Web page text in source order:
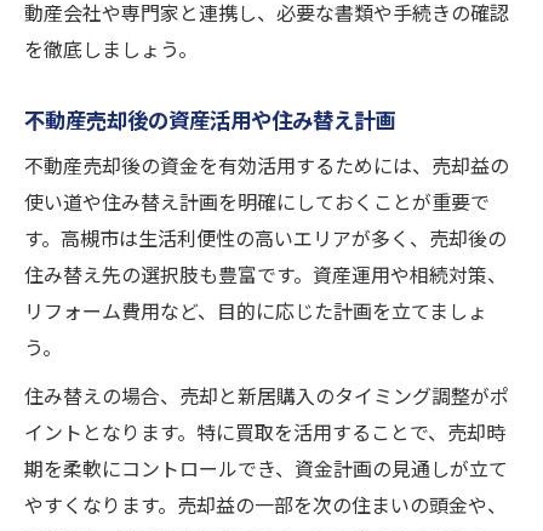
動産会社や専門家と連携し、必要な書類や手続きの確認
を徹底しましょう。
不動産売却後の資産活用や住み替え計画
不動産売却後の資金を有効活用するためには、売却益の
使い道や住み替え計画を明確にしておくことが重要で
す。高槻市は生活利便性の高いエリアが多く、売却後の
住み替え先の選択肢も豊富です。資産運用や相続対策、
リフォーム費用など、目的に応じた計画を立てましょ
う。
住み替えの場合、売却と新居購入のタイミング調整がポ
イントとなります。特に買取を活用することで、売却時
期を柔軟にコントロールでき、資金計画の見通しが立て
やすくなります。売却益の一部を次の住まいの頭金や、